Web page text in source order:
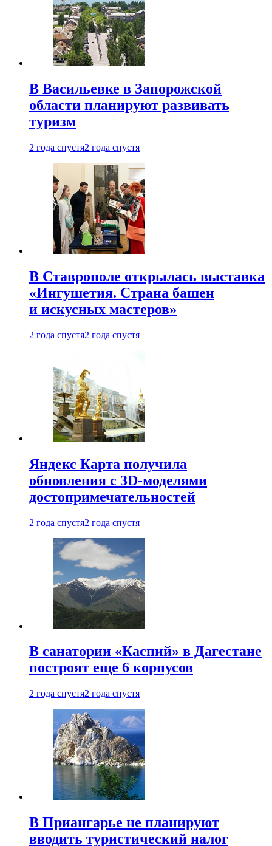
В Васильевке в Запорожской
области планируют развивать
туризм
2 года спустя2 года спустя
В Ставрополе открылась выставка
«Ингушетия. Страна башен
и искусных мастеров»
2 года спустя2 года спустя
Яндекс Карта получила
обновления с 3D-моделями
достопримечательностей
2 года спустя2 года спустя
В санатории «Каспий» в Дагестане
построят еще 6 корпусов
2 года спустя2 года спустя
В Приангарье не планируют
вводить туристический налог